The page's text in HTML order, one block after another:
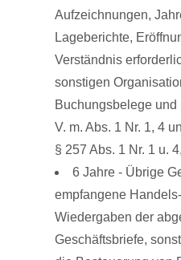
Aufzeichnungen,
Lageberichte,
Verständnis
sonstigen
Buchungsbelege und
V. m. Abs. 1 Nr. 1, 4
§ 257 Abs. 1 Nr. 1 u.
6 Jahre - Übrige
empfangene
Wiedergaben der
Geschäftsbriefe,